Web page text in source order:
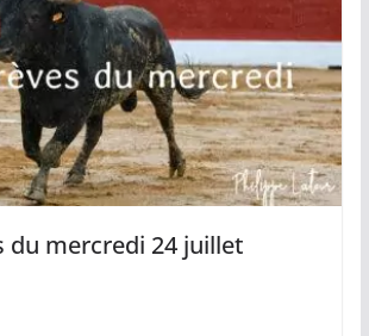
du mercredi 24 juillet